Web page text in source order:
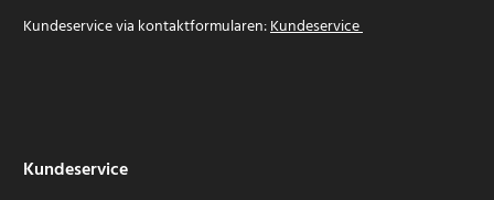
Kundeservice via kontaktformularen:Kundeservice
Kundeservice